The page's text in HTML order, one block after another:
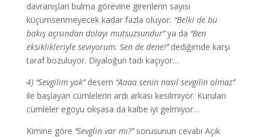
davranışları bulma görevine girenlerin sayısı
küçümsenmeyecek kadar fazla oluyor. ‘‘Belki de bu
bakış açısından dolayı mutsuzsundur’’ya da ‘‘Ben
eksiklikleriyle seviyorum. Sen de dene!’’dediğimde karşı
taraf bozuluyor. Diyaloğun tadı kaçıyor…
4) ‘‘Sevgilim yok’’desem ‘‘Aaaa senin nasıl sevgilin olmaz’’
ile başlayan cümlelerin ardı arkası kesilmiyor. Kurulan
cümleler egoyu okşasa da kalbe iyi gelmiyor…
Kimine göre ‘‘Sevglin var mı?’’sorusunun cevabı Açık